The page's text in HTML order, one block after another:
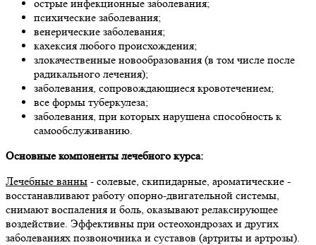
острые инфекционные заболевания;
психические заболевания;
венерические заболевания;
кахексия любого происхождения;
злокачественные новообразования (в том числе после
радикального лечения);
заболевания, сопровождающиеся кровотечением;
все формы туберкулеза;
заболевания, при которых нарушена способность к
самообслуживанию.
Основные компоненты лечебного курса:
Лечебные ванны - солевые, скипидарные, ароматические -
восстанавливают работу опорно-двигательной системы,
снимают воспаления и боль, оказывают релаксирующее
воздействие. Эффективны при остеохондрозах и других
заболеваниях позвоночника и суставов (артриты и артрозы).